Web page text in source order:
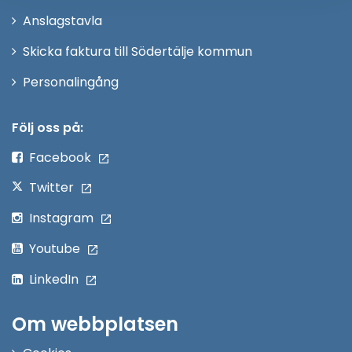
fönster
Anslagstavla
Skicka faktura till Södertälje kommun
PersonalingångÖppna
Följ oss på:
Facebook
Twitter
Instagram
Youtube
LinkedIn
Om webbplatsen